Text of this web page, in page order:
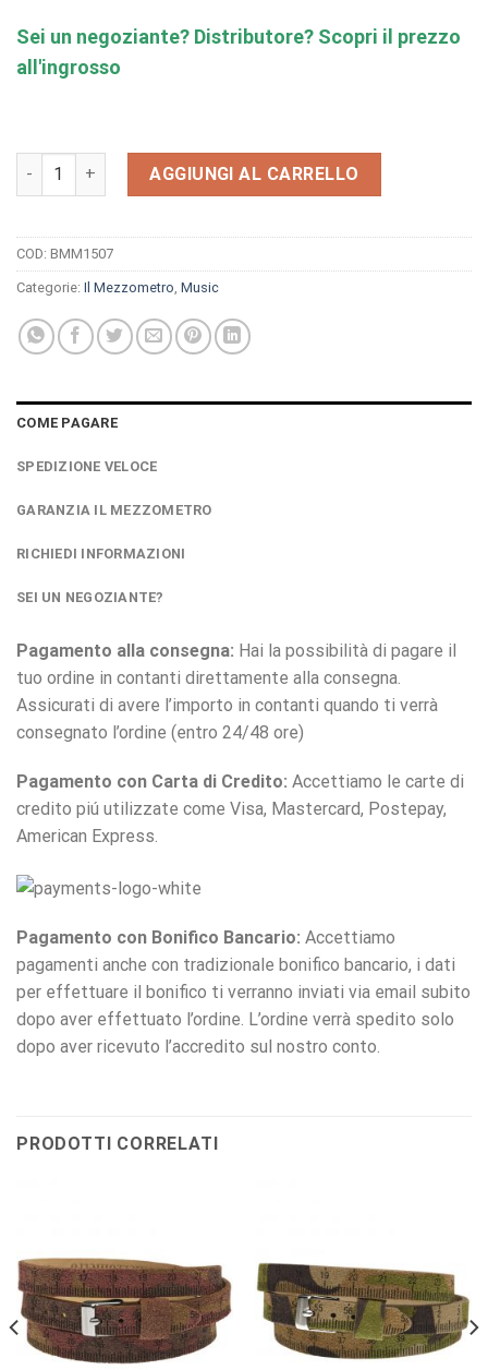
Sei un negoziante? Distributore? Scopri il prezzo
all'ingrosso
Bracciale Il Mezzometro wite music gold BMM1507 quantità
AGGIUNGI AL CARRELLO
COD: BMM1507
Categorie: Il Mezzometro Music
COME PAGARE
SPEDIZIONE VELOCE
GARANZIA IL MEZZOMETRO
RICHIEDI INFORMAZIONI
SEI UN NEGOZIANTE?
Pagamento alla consegna: Hai la possibilità di pagare il
tuo ordine in contanti direttamente alla consegna.
Assicurati di avere l’importo in contanti quando ti verrà
consegnato l’ordine (entro 24/48 ore)
Pagamento con Carta di Credito: Accettiamo le carte di
credito piú utilizzate come Visa, Mastercard, Postepay,
American Express.
Pagamento con Bonifico Bancario: Accettiamo
pagamenti anche con tradizionale bonifico bancario, i dati
per effettuare il bonifico ti verranno inviati via email subito
dopo aver effettuato l’ordine. L’ordine verrà spedito solo
dopo aver ricevuto l’accredito sul nostro conto.
PRODOTTI CORRELATI